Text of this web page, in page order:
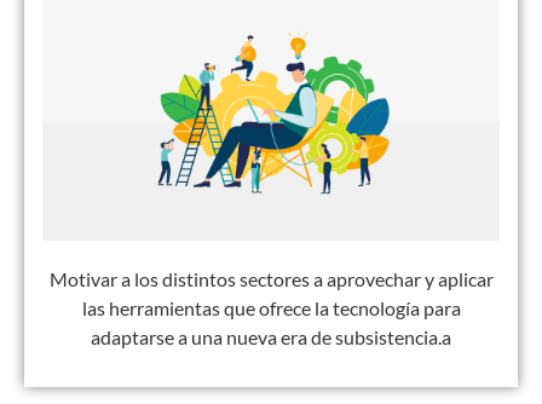
Motivar a los distintos sectores a aprovechar y aplicar
las herramientas que ofrece la tecnología para
adaptarse a una nueva era de subsistencia.a